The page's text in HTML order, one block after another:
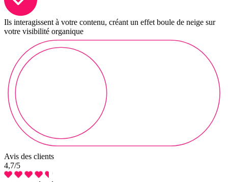
Ils interagissent à votre contenu, créant un effet boule de neige sur
votre visibilité organique
Avis des clients
4,7/5